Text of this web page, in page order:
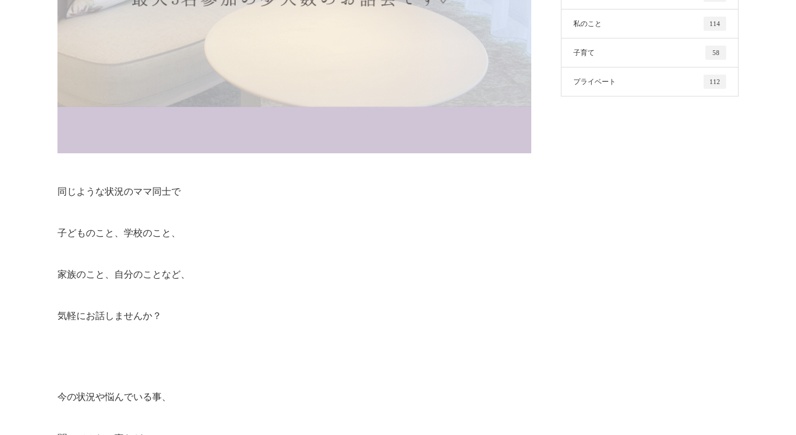
同じような状況のママ同士で
子どものこと、学校のこと、
家族のこと、自分のことなど、
気軽にお話しませんか？
今の状況や悩んでいる事、
私のこと 114
子育て 58
プライベート 112